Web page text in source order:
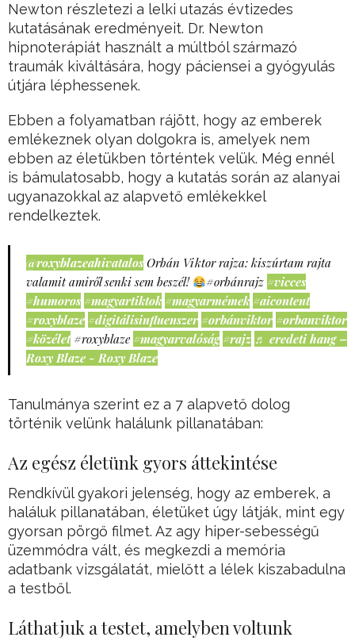
Newton részletezi a lelki utazás évtizedes
kutatásának eredményeit. Dr. Newton
hipnoterápiát használt a múltból származó
traumák kiváltására, hogy páciensei a gyógyulás
útjára léphessenek.
Ebben a folyamatban rájött, hogy az emberek
emlékeznek olyan dolgokra is, amelyek nem
ebben az életükben történtek velük. Még ennél
is bámulatosabb, hogy a kutatás során az alanyai
ugyanazokkal az alapvető emlékekkel
rendelkeztek.
@roxyblazeahivatalos Orbán Viktor rajza: kiszúrtam rajta
valamit amiről senki sem beszél!
#orbánrajz #vicces
#humoros #magyartiktok #magyarmémek #aicontent
#roxyblaze #digitálisinfluenszer #orbánviktor #orbanviktor
#közélet #roxyblaze #magyarvalóság #rajz ♬ eredeti hang –
Roxy Blaze - Roxy Blaze
Tanulmánya szerint ez a 7 alapvető dolog
történik velünk halálunk pillanatában:
Az egész életünk gyors áttekintése
Rendkívül gyakori jelenség, hogy az emberek, a
haláluk pillanatában, életüket úgy látják, mint egy
gyorsan pörgő filmet. Az agy hiper-sebességű
üzemmódra vált, és megkezdi a memória
adatbank vizsgálatát, mielőtt a lélek kiszabadulna
a testből.
Láthatjuk a testet, amelyben voltunk